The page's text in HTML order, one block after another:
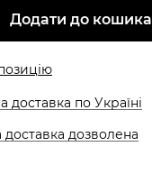
Додати до кошика
доставка по Україні
дозволена